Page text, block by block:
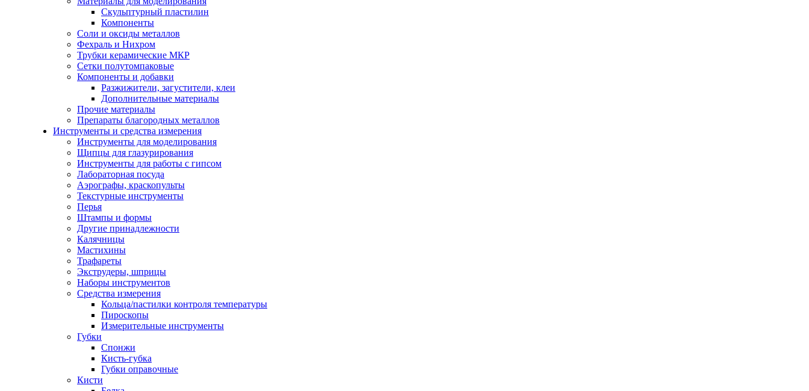
Скульптурный пластилин
Компоненты
Соли и оксиды металлов
Фехраль и Нихром
Трубки керамические МКР
Сетки полутомпаковые
Компоненты и добавки
Разжижители, загустители, клеи
Дополнительные материалы
Прочие материалы
Препараты благородных металлов
Инструменты и средства измерения
Инструменты для моделирования
Щипцы для глазурирования
Инструменты для работы с гипсом
Лабораторная посуда
Аэрографы, краскопульты
Текстурные инструменты
Перья
Штампы и формы
Другие принадлежности
Калячницы
Мастихины
Трафареты
Экструдеры, шприцы
Наборы инструментов
Средства измерения
Кольца/пастилки контроля температуры
Пироскопы
Измерительные инструменты
Губки
Спонжи
Кисть-губка
Губки оправочные
Кисти